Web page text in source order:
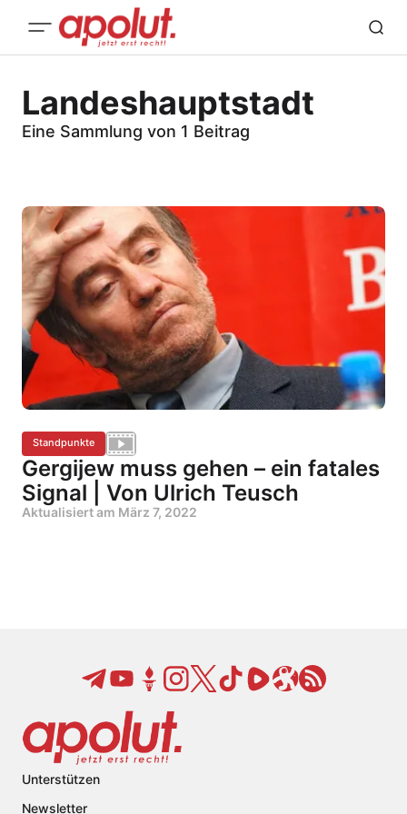
Landeshauptstadt
Eine Sammlung von 1 Beitrag
Standpunkte
Gergijew muss gehen – ein fatales
Signal | Von Ulrich Teusch
Aktualisiert am März 7, 2022
Unterstützen
Newsletter